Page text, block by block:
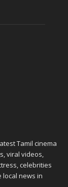
Tamil cinema
viral videos,
celebrities
local news in